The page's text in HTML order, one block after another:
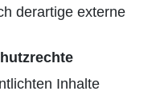
derartige externe
Inhalte